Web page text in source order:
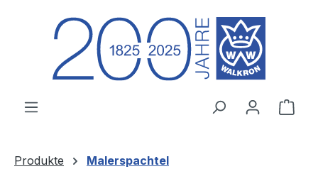
Zum Hauptinhalt springen
Produkte Malerspachtel